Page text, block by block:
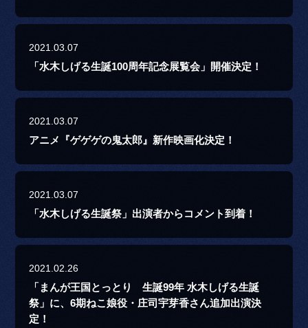
2021.03.07
「水木しげる生誕100周年記念展覧会」開催決定！
2021.03.07
アニメ『ゲゲゲの鬼太郎』新作映画化決定！
2021.03.07
「水木しげる生誕祭」出演者からコメント到着！
2021.02.26
「まんが王国とっとり 生誕99年 水木しげる生誕
祭」に、6期ねこ娘役・庄司宇芽香さん追加出演決
定！